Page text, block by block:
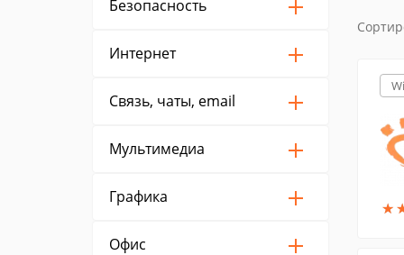
Безопасность
Интернет
Связь, чаты, email
Мультимедиа
Графика
Офис
★
★